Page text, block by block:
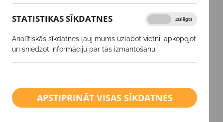
SĒKLAS
Augu aizsardzības līdzekļi
Ārpussakņu mēslošanas
līdzekļi
STATISTIKAS SĪKDATNES Izslēgts
Analītiskās sīkdatnes ļauj mums uzlabot vietni, apkopojot
un sniedzot informāciju par tās izmantošanu.
APSTIPRINĀT VISAS SĪKDATNES